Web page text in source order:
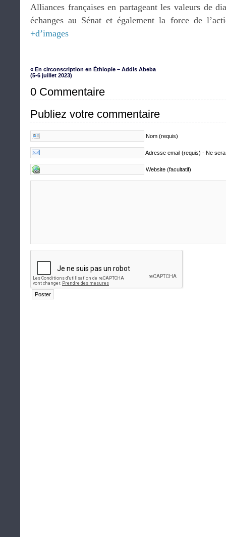
Alliances françaises en partageant les valeurs de
échanges au Sénat et également la force de
+d’images
« En circonscription en Éthiopie – Addis Abeba
(5-6 juillet 2023)
0 Commentaire
Publiez votre commentaire
Nom (requis)
Adresse email (requis) - Ne
Website (facultatif)